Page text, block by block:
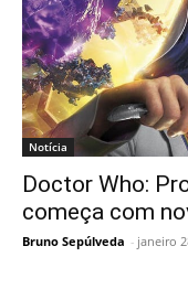
Notícia
Doctor Who:
começa com
Bruno Sepúlveda - janeiro